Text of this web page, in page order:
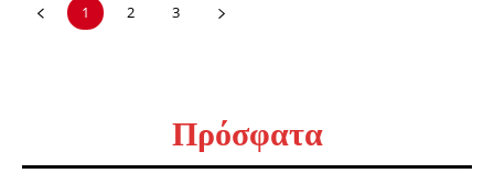
1 2 3
Πρόσφατα